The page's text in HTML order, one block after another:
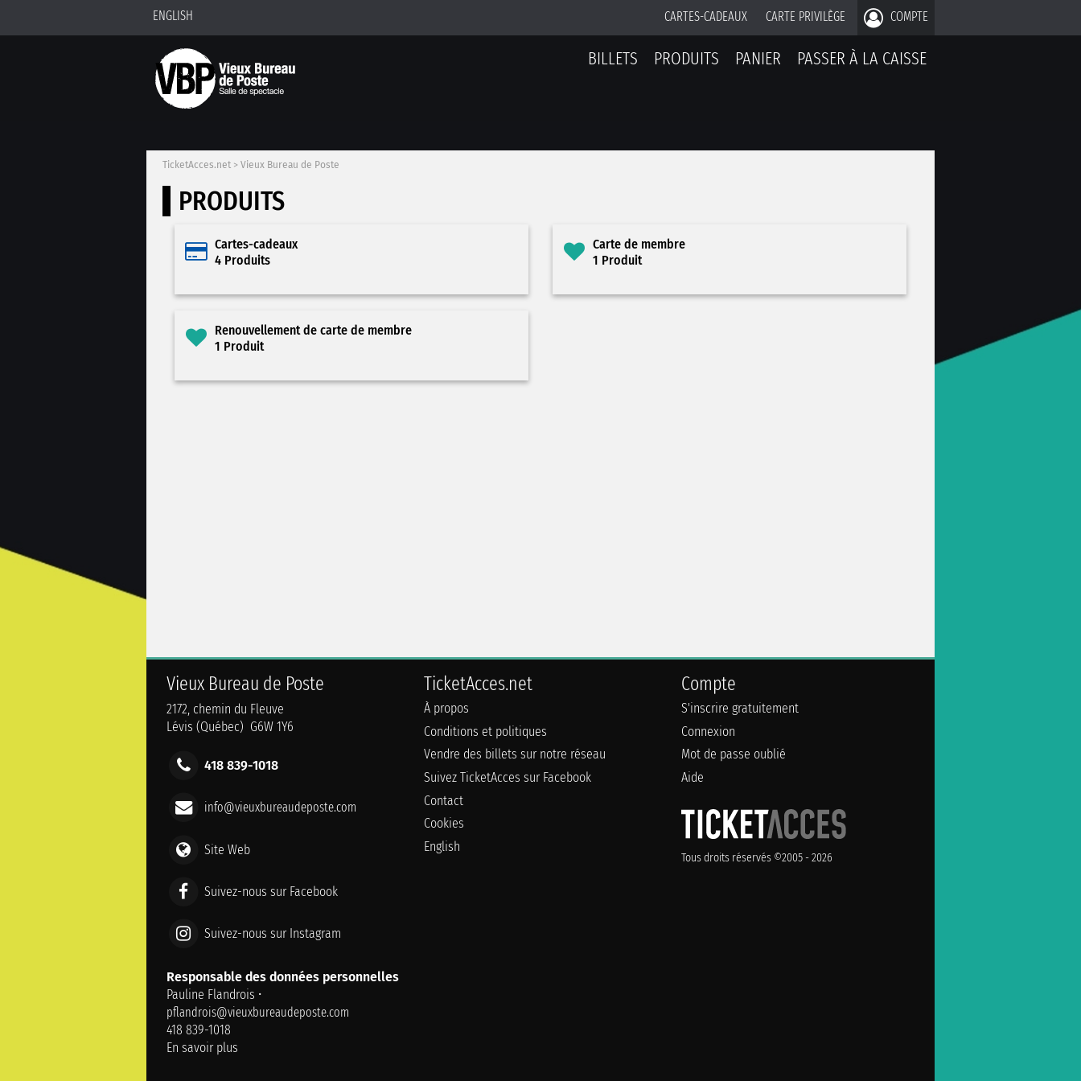
ENGLISH CARTES-CADEAUX CARTE PRIVILÈGE COMPTE
BILLETS PRODUITS PANIER PASSER À LA CAISSE
TicketAcces.net > Vieux Bureau de Poste
PRODUITS
Cartes-cadeaux
4 Produits
Carte de membre
1 Produit
Renouvellement de carte de membre
1 Produit
Vieux Bureau de Poste
2172, chemin du Fleuve
Lévis (Québec) G6W 1Y6
418 839-1018
info@vieuxbureaudeposte.com
Site Web
Suivez-nous sur Facebook
Suivez-nous sur Instagram
Responsable des données personnelles
Pauline Flandrois •
pflandrois@vieuxbureaudeposte.com
418 839-1018
En savoir plus
TicketAcces.net
À propos
Conditions et politiques
Vendre des billets sur notre réseau
Suivez TicketAcces sur Facebook
Contact
Cookies
English
Compte
S'inscrire gratuitement
Connexion
Mot de passe oublié
Aide
Tous droits réservés ©2005 - 2026